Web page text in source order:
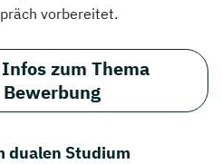
vorbereitet.
zum Thema
Bewerbung
dualen Studium